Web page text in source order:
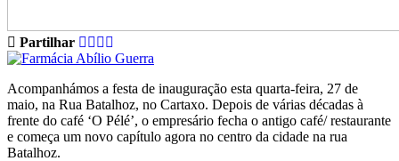
Partilhar
Acompanhámos a festa de inauguração esta quarta-feira, 27 de
maio, na Rua Batalhoz, no Cartaxo. Depois de várias décadas à
frente do café ‘O Pélé’, o empresário fecha o antigo café/ restaurante
e começa um novo capítulo agora no centro da cidade na rua
Batalhoz.